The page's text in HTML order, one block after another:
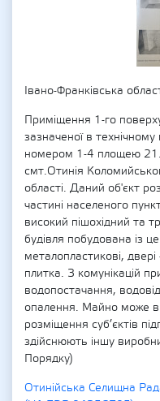
Івано-Франківська
Приміщення 1-го
зазначеної в
номером 1-4 площею
смт.Отинія
області. Даний об'єкт
частині населеного
високий пішохідний та
будівля побудована із
металопластикові,
плитка. З комунікацій
водопостачання,
опалення. Майно може
розміщення суб’єктів
здійснюють іншу
Порядку)
Отинійська Селищна